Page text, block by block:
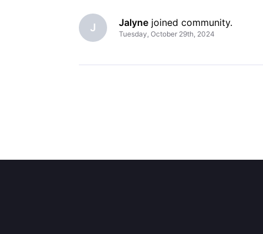
J Jalyne joined community.
Tuesday, October 29th, 2024